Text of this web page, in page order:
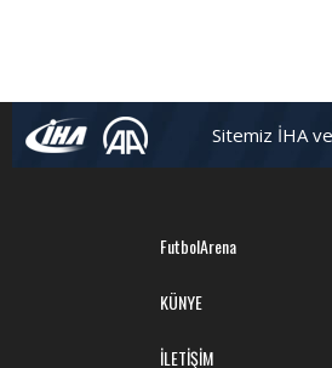
Sitemiz İHA
FutbolArena
KÜNYE
İLETİŞİM